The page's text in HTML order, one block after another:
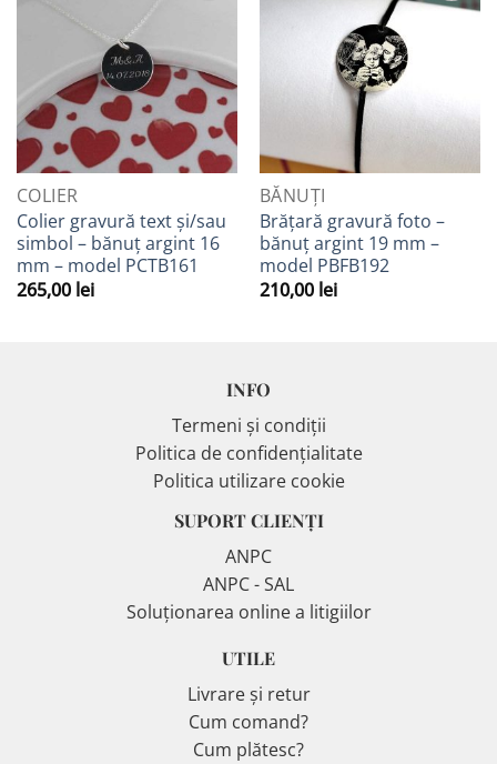
Favorite
COLIER
Colier gravură text și/sau
simbol – bănuț argint 16
mm – model PCTB161
265,00 lei
BĂNUȚI
Brățară gravură foto –
bănuț argint 19 mm –
model PBFB192
210,00 lei
INFO
Termeni și condiții
Politica de confidențialitate
Politica utilizare cookie
SUPORT CLIENȚI
ANPC
ANPC - SAL
Soluționarea online a litigiilor
UTILE
Livrare și retur
Cum comand?
Cum plătesc?